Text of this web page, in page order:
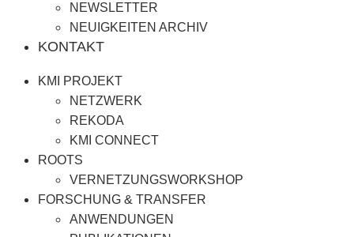
NEWSLETTER
NEUIGKEITEN ARCHIV
KONTAKT
KMI PROJEKT
NETZWERK
REKODA
KMI CONNECT
ROOTS
VERNETZUNGSWORKSHOP
FORSCHUNG & TRANSFER
ANWENDUNGEN